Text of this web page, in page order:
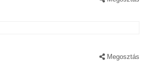
Megosztás